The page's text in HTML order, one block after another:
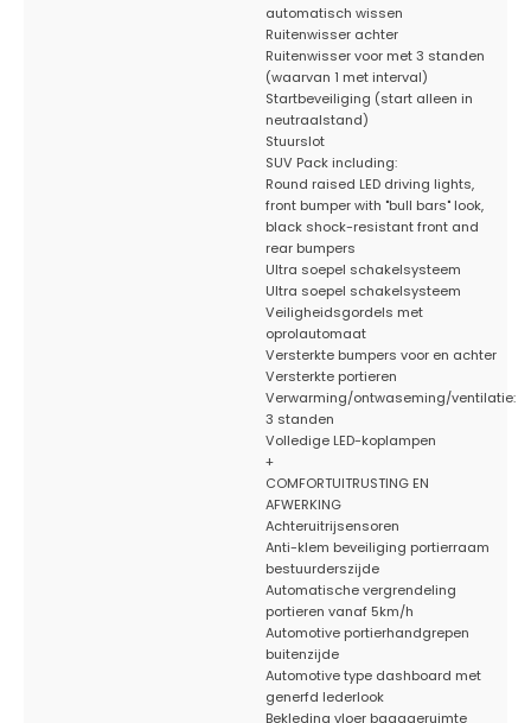
automatisch wissen
Ruitenwisser achter
Ruitenwisser voor met 3 standen
(waarvan 1 met interval)
Startbeveiliging (start alleen in
neutraalstand)
Stuurslot
SUV Pack including:
Round raised LED driving lights,
front bumper with "bull bars" look,
black shock-resistant front and
rear bumpers
Ultra soepel schakelsysteem
Ultra soepel schakelsysteem
Veiligheidsgordels met
oprolautomaat
Versterkte bumpers voor en achter
Versterkte portieren
Verwarming/ontwaseming/ventilatie:
3 standen
Volledige LED-koplampen
+
COMFORTUITRUSTING EN
AFWERKING
Achteruitrijsensoren
Anti-klem beveiliging portierraam
bestuurderszijde
Automatische vergrendeling
portieren vanaf 5km/h
Automotive portierhandgrepen
buitenzijde
Automotive type dashboard met
generfd lederlook
Bekleding vloer bagageruimte